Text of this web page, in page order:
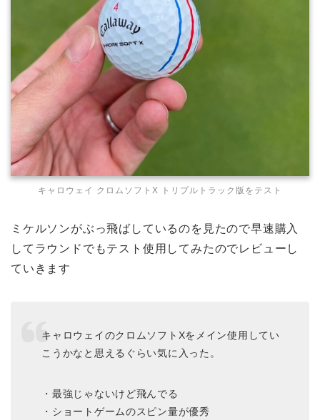
キャロウェイ クロムソフトX トリプルトラック版をテスト
ミケルソンがぶっ飛ばしているのを見たので早速購入
してラウンドでもテスト使用してみたのでレビューし
ていきます
キャロウェイのクロムソフトXをメイン使用してい
こうかなと思えるぐらい気に入った。
・最強じゃないけど飛んでる
・ショートゲームのスピン量が優秀